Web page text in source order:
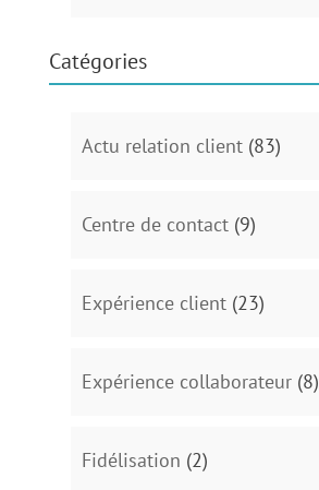
Catégories
Actu relation client(83)
Centre de contact(9)
Expérience client(23)
Expérience collaborateur(8)
Fidélisation (2)